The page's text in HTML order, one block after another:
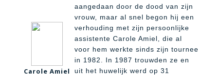
Carole Amiel
aangedaan door de dood van zijn
vrouw, maar al snel begon hij een
verhouding met zijn persoonlijke
assistente Carole Amiel, die al
voor hem werkte sinds zijn tournee
in 1982. In 1987 trouwden ze en
uit het huwelijk werd op 31